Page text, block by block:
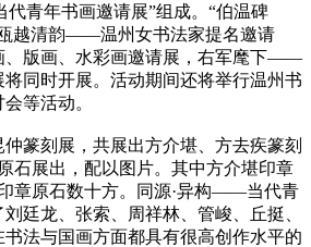
青年书画邀请展”组成。“伯温碑
越清韵——温州女书法家提名邀请
、版画、水彩画邀请展，右军麾下——
同时开展。活动期间还将举行温州书
等活动。
刻展，共展出方介堪、方去疾篆刻
石展出，配以图片。其中方介堪印章
章原石数十方。同源·异构——当代青
廷龙、张索、周祥林、管峻、丘挺、
法与国画方面都具有很高创作水平的